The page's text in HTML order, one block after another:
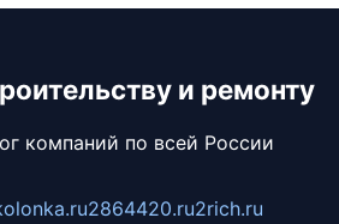
и ремонту
компаний по всей России
2864420.ru2rich.ru